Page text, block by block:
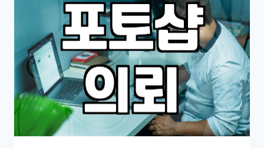
트
작
할
때
알
아
두
면